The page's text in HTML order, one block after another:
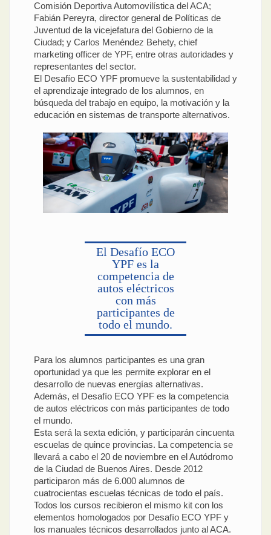
Comisión Deportiva Automovilística del ACA;
Fabián Pereyra, director general de Políticas de
Juventud de la vicejefatura del Gobierno de la
Ciudad; y Carlos Menéndez Behety, chief
marketing officer de YPF, entre otras autoridades y
representantes del sector.
El Desafío ECO YPF promueve la sustentabilidad y
el aprendizaje integrado de los alumnos, en
búsqueda del trabajo en equipo, la motivación y la
educación en sistemas de transporte alternativos.
El Desafío ECO
YPF es la
competencia de
autos eléctricos
con más
participantes de
todo el mundo.
Para los alumnos participantes es una gran
oportunidad ya que les permite explorar en el
desarrollo de nuevas energías alternativas.
Además, el Desafío ECO YPF es la competencia
de autos eléctricos con más participantes de todo
el mundo.
Esta será la sexta edición, y participarán cincuenta
escuelas de quince provincias. La competencia se
llevará a cabo el 20 de noviembre en el Autódromo
de la Ciudad de Buenos Aires. Desde 2012
participaron más de 6.000 alumnos de
cuatrocientas escuelas técnicas de todo el país.
Todos los cursos recibieron el mismo kit con los
elementos homologados por Desafío ECO YPF y
los manuales técnicos desarrollados junto al ACA.